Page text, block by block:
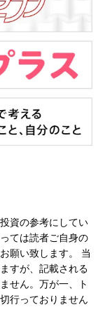
資の参考にしてい
ては読者ご自身の
願い致します。 当
すが、記載される
せん。万が一、ト
行っておりません